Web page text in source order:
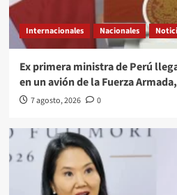
Internacionales Nacionales
Ex primera ministra de Perú
en un avión de la Fuerza
7 agosto, 2026 0